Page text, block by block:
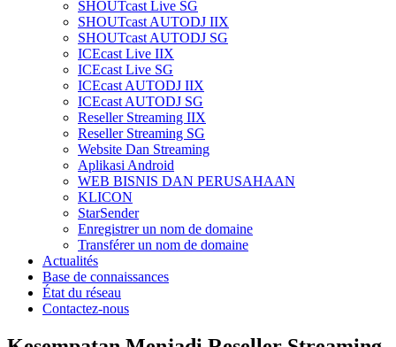
SHOUTcast Live SG
SHOUTcast AUTODJ IIX
SHOUTcast AUTODJ SG
ICEcast Live IIX
ICEcast Live SG
ICEcast AUTODJ IIX
ICEcast AUTODJ SG
Reseller Streaming IIX
Reseller Streaming SG
Website Dan Streaming
Aplikasi Android
WEB BISNIS DAN PERUSAHAAN
KLICON
StarSender
Enregistrer un nom de domaine
Transférer un nom de domaine
Actualités
Base de connaissances
État du réseau
Contactez-nous